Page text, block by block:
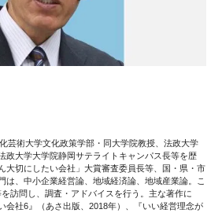
芸術大学文化政策学部・同大学院教授、法政大学
政大学大学院静岡サテライトキャンパス長等を歴
大切にしたい会社」大賞審査委員長等、国・県・市
は、中小企業経営論、地域経済論、地域産業論。こ
訪問し、調査・アドバイスを行う。主な著作に
会社6』（あさ出版、2018年）、『いい経営理念が